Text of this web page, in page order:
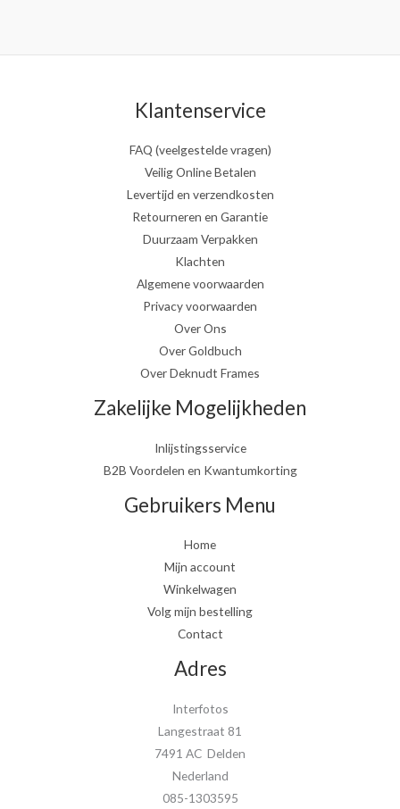
Klantenservice
FAQ (veelgestelde vragen)
Veilig Online Betalen
Levertijd en verzendkosten
Retourneren en Garantie
Duurzaam Verpakken
Klachten
Algemene voorwaarden
Privacy voorwaarden
Over Ons
Over Goldbuch
Over Deknudt Frames
Zakelijke Mogelijkheden
Inlijstingsservice
B2B Voordelen en Kwantumkorting
Gebruikers Menu
Home
Mijn account
Winkelwagen
Volg mijn bestelling
Contact
Adres
Interfotos
Langestraat 81
7491 AC Delden
Nederland
085-1303595